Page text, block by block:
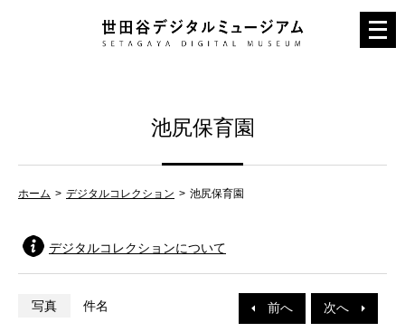
メ
ニ
池尻保育園
ホーム デジタルコレクション 池尻保育園
デジタルコレクションについて
前へ 次へ
写真 件名